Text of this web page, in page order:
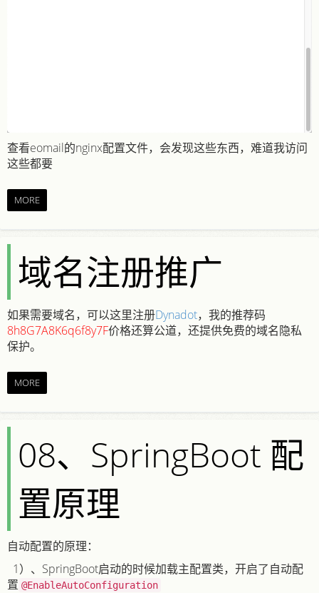
查看eomail的nginx配置文件，会发现这些东西，难道我访问
这些都要
MORE
域名注册推广
如果需要域名，可以这里注册Dynadot， 我的推荐码
8h8G7A8K6q6f8y7F价格还算公道，还提供免费的域名隐私
保护。
MORE
08、SpringBoot 配
置原理
自动配置的原理：
1）、SpringBoot启动的时候加载主配置类，开启了自动配
置 @EnableAutoConfiguration